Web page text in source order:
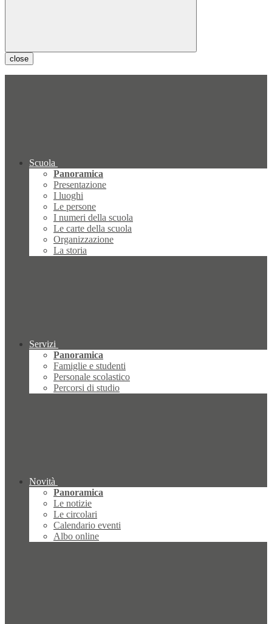
close
Scuola
Panoramica
Presentazione
I luoghi
Le persone
I numeri della scuola
Le carte della scuola
Organizzazione
La storia
Servizi
Panoramica
Famiglie e studenti
Personale scolastico
Percorsi di studio
Novità
Panoramica
Le notizie
Le circolari
Calendario eventi
Albo online